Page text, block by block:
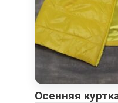
Осенняя